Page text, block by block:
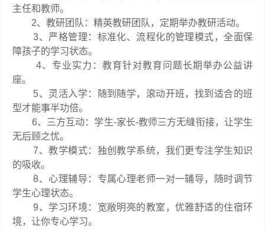
主任和教师。
2、教研团队：精英教研团队，定期举办教研活动。
3、严格管理：标准化、流程化的管理模式，全面保
障孩子的学习状态。
4、专业实力：教育针对教育问题长期举办公益讲
座。
5、灵活入学：随到随学，滚动开班，找到适合的班
型才能事半功倍。
6、三方互动：学生-家长-教师三方无缝衔接，让学生
无后顾之忧。
7、教学模式：独创教学系统，我们更专注学生知识
的吸收。
8、心理辅导：专属心理老师一对一辅导，随时调节
学生心理状态。
9、学习环境：宽敞明亮的教室，优雅舒适的住宿环
境，让你专心学习。